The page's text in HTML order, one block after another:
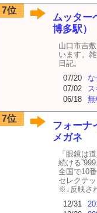
7位
ムッター
博多駅）
山口市吉
います。
日記。
07/20
な
07/02
06/18
無
7位
フォーナ
メガネ
「眼鏡は
続ける
全国で10
セレクテ
※↓反映さ
12/31